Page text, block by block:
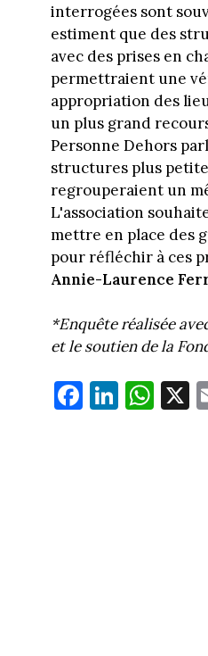
interrogées sont
estiment que des
avec des prises en
permettraient une
appropriation des
un plus grand
Personne Dehors
structures plus
regrouperaient un
L'association
mettre en place des
pour réfléchir à ces
Annie-Laurence
*Enquête réalisée
et le soutien de la
Fa
ce
Li
nk
W
ha
X